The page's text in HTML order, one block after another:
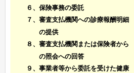
６、保険事務の委託
７、審査支払機関への診療報酬明細
の提供
８、審査支払機関または保険者から
の照会への回答
９、事業者等から委託を受けた健康